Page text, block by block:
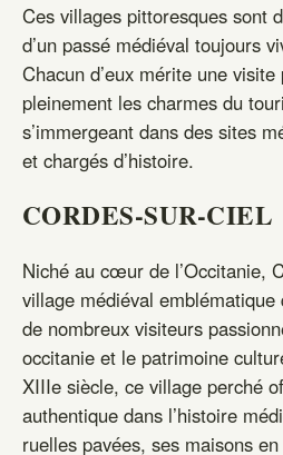
Ces villages pittoresques sont
d’un passé médiéval toujours
Chacun d’eux mérite une
pleinement les charmes du
s’immergeant dans des sites
et chargés d’histoire.
CORDES-SUR-CIEL
Niché au cœur de l’Occitanie,
village médiéval
de nombreux visiteurs
occitanie et le patrimoine
XIIIe siècle, ce village perché
authentique dans l’histoire
ruelles pavées, ses maisons